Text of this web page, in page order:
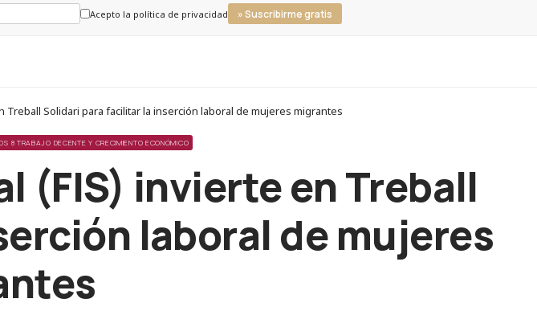
Acepto la política de privacidad » Suscribirme gratis
Treball Solidari para facilitar la inserción laboral de mujeres migrantes
8 TRABAJO DECENTE Y CRECIMIENTO ECONÓMICO
(FIS) invierte en Treball
laboral de mujeres